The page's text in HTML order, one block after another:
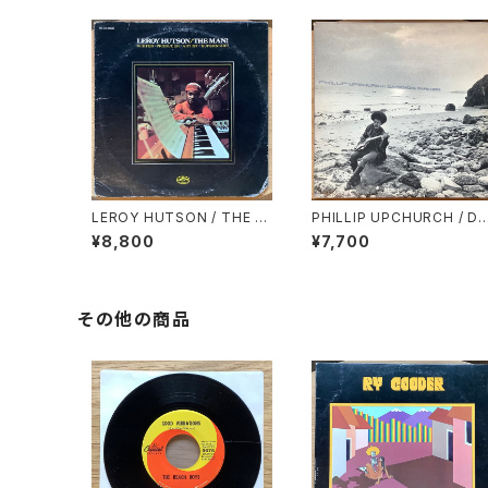
LEROY HUTSON / THE M
AN!
¥8,800
PHILLIP UPCHURCH / DA
RKNESS, DARKNESS
¥7,700
その他の商品